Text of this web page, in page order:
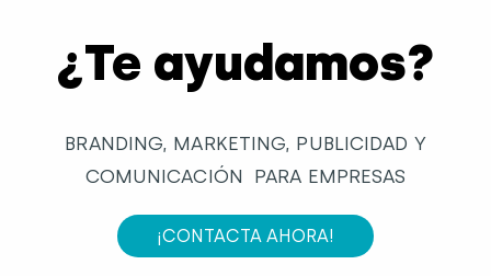
¿Te ayudamos?
BRANDING, MARKETING, PUBLICIDAD Y
COMUNICACIÓN PARA EMPRESAS
¡CONTACTA AHORA!